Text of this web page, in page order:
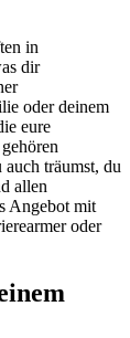
in
dir
oder deinem
eure
träumst, du
allen
Angebot mit
oder